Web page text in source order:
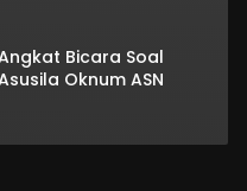
Bicara Soal
Oknum ASN